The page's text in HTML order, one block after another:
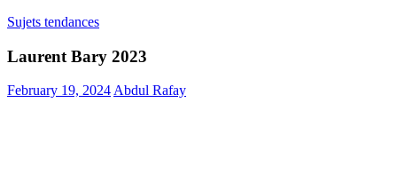
Sujets tendances
Laurent Bary 2023
February 19, 2024Abdul Rafay